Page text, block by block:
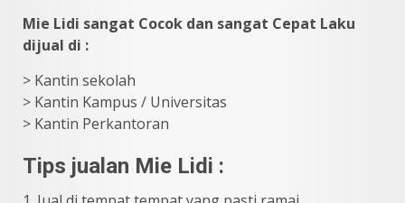
Mie Lidi sangat Cocok dan sangat Cepat Laku
dijual di :
> Kantin sekolah
> Kantin Kampus / Universitas
> Kantin Perkantoran
Tips jualan Mie Lidi :